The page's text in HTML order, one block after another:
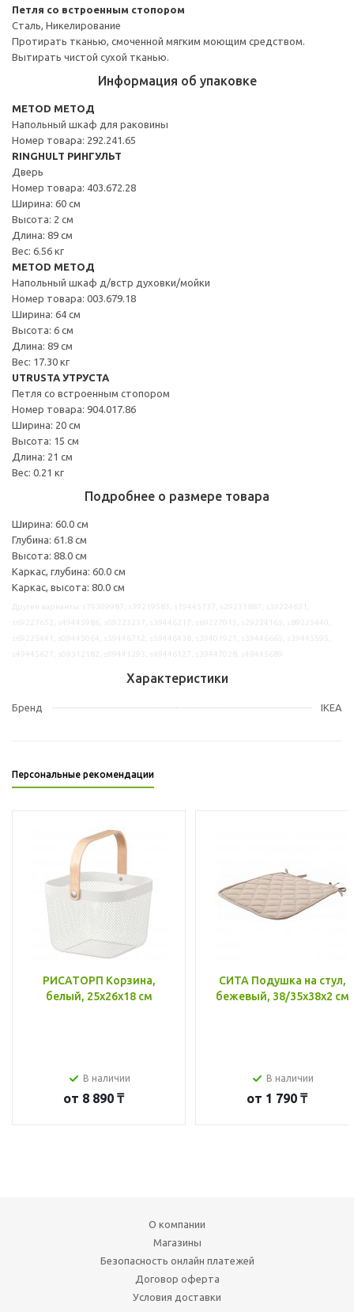
Петля со встроенным стопором
Сталь, Никелирование
Протирать тканью, смоченной мягким моющим средством.
Вытирать чистой сухой тканью.
Информация об упаковке
METOD МЕТОД
Напольный шкаф для раковины
Номер товара: 292.241.65
RINGHULT РИНГУЛЬТ
Дверь
Номер товара: 403.672.28
Ширина: 60 см
Высота: 2 см
Длина: 89 см
Вес: 6.56 кг
METOD МЕТОД
Напольный шкаф д/встр духовки/мойки
Номер товара: 003.679.18
Ширина: 64 см
Высота: 6 см
Длина: 89 см
Вес: 17.30 кг
UTRUSTA УТРУСТА
Петля со встроенным стопором
Номер товара: 904.017.86
Ширина: 20 см
Высота: 15 см
Длина: 21 см
Вес: 0.21 кг
Подробнее о размере товара
Ширина: 60.0 см
Глубина: 61.8 см
Высота: 88.0 см
Каркас, глубина: 60.0 см
Каркас, высота: 80.0 см
Характеристики
Бренд IKEA
Персональные рекомендации
РИСАТОРП Корзина,
белый, 25x26x18 см
В наличии
от 8 890 ₸
СИТА Подушка на стул,
бежевый, 38/35x38x2 см
В наличии
от 1 790 ₸
О компании
Магазины
Безопасность онлайн платежей
Договор оферта
Условия доставки